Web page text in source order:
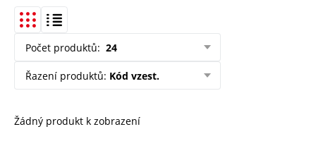
Počet produktů: 24
Řazení produktů: Kód vzest.
Žádný produkt k zobrazení